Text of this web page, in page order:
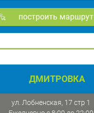
построить маршрут
ДМИТРОВКА
ул. Лобненская, 17 стр 1